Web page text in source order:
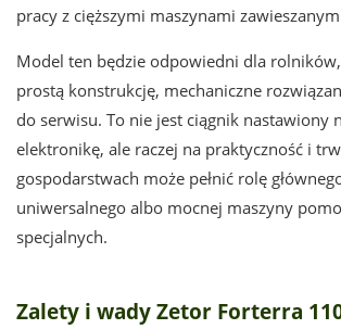
pracy z cięższymi maszynami
Model ten będzie odpowiedni dla
prostą konstrukcję, mechaniczne
do serwisu. To nie jest ciągnik nastawiony
elektronikę, ale raczej na praktyczność i
gospodarstwach może pełnić rolę
uniwersalnego albo mocnej maszyny
specjalnych.
Zalety i wady Zetor Forterra